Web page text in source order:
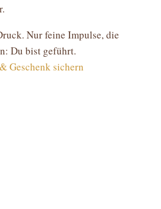
Nur feine Impulse, die
Du bist geführt.
Geschenk sichern